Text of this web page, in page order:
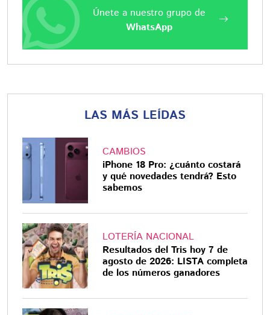
Únete a nuestro grupo de
WhatsApp
LAS MÁS LEÍDAS
CAMBIOS
iPhone 18 Pro: ¿cuánto costará
y qué novedades tendrá? Esto
sabemos
LOTERÍA NACIONAL
Resultados del Tris hoy 7 de
agosto de 2026: LISTA completa
de los números ganadores